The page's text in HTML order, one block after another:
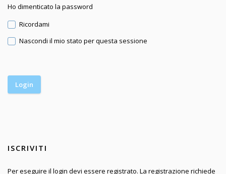
Ho dimenticato la password
Ricordami
Nascondi il mio stato per questa sessione
ISCRIVITI
Per eseguire il login devi essere registrato. La registrazione richiede